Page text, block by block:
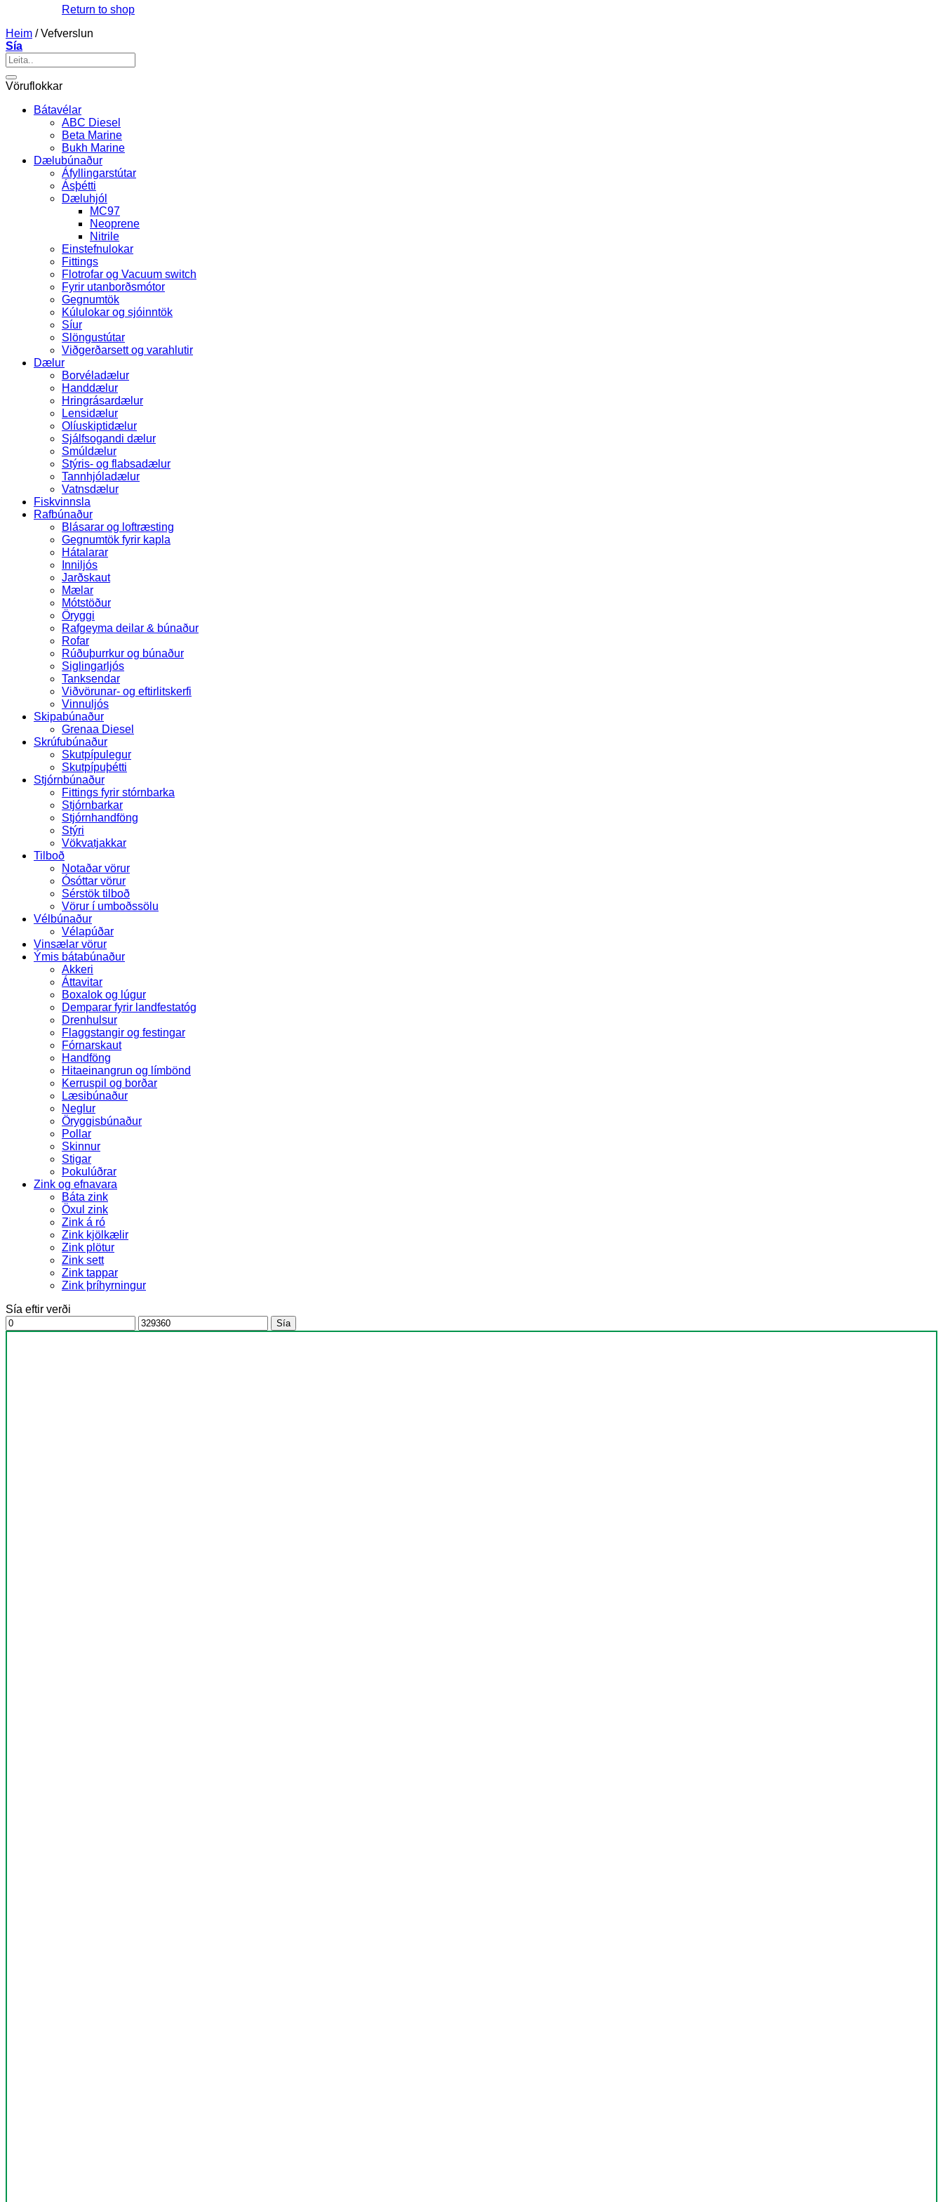
Return to shop
Heim /Vefverslun
Sía
Leita
eftir:
Vöruflokkar
Bátavélar
ABC Diesel
Beta Marine
Bukh Marine
Dælubúnaður
Áfyllingarstútar
Ásþétti
Dæluhjól
MC97
Neoprene
Nitrile
Einstefnulokar
Fittings
Flotrofar og Vacuum switch
Fyrir utanborðsmótor
Gegnumtök
Kúlulokar og sjóinntök
Síur
Slöngustútar
Viðgerðarsett og varahlutir
Dælur
Borvéladælur
Handdælur
Hringrásardælur
Lensidælur
Olíuskiptidælur
Sjálfsogandi dælur
Smúldælur
Stýris- og flabsadælur
Tannhjóladælur
Vatnsdælur
Fiskvinnsla
Rafbúnaður
Blásarar og loftræsting
Gegnumtök fyrir kapla
Hátalarar
Inniljós
Jarðskaut
Mælar
Mótstöður
Öryggi
Rafgeyma deilar & búnaður
Rofar
Rúðuþurrkur og búnaður
Siglingarljós
Tanksendar
Viðvörunar- og eftirlitskerfi
Vinnuljós
Skipabúnaður
Grenaa Diesel
Skrúfubúnaður
Skutpípulegur
Skutpípuþétti
Stjórnbúnaður
Fittings fyrir stórnbarka
Stjórnbarkar
Stjórnhandföng
Stýri
Vökvatjakkar
Tilboð
Notaðar vörur
Ósóttar vörur
Sérstök tilboð
Vörur í umboðssölu
Vélbúnaður
Vélapúðar
Vinsælar vörur
Ýmis bátabúnaður
Akkeri
Áttavitar
Boxalok og lúgur
Demparar fyrir landfestatóg
Drenhulsur
Flaggstangir og festingar
Fórnarskaut
Handföng
Hitaeinangrun og límbönd
Kerruspil og borðar
Læsibúnaður
Neglur
Öryggisbúnaður
Pollar
Skinnur
Stigar
Þokulúðrar
Zink og efnavara
Báta zink
Öxul zink
Zink á ró
Zink kjölkælir
Zink plötur
Zink sett
Zink tappar
Zink þríhyrningur
Sía eftir verði
Ódýrasta
verð
Dýrasta
verð
Sía